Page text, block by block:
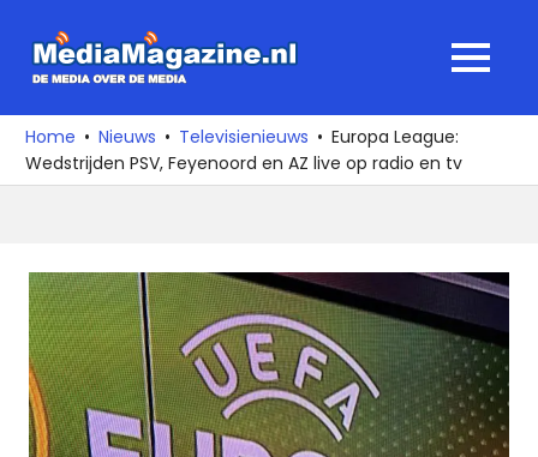
naar
media
over
de
MENU
Home Nieuws Televisienieuws
Europa League:
Wedstrijden PSV, Feyenoord en AZ live op radio en tv